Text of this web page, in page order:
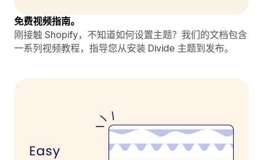
免费视频指南。
刚接触 Shopify，不知道如何设置主题？我们的文档包含
一系列视频教程，指导您从安装 Divide 主题到发布。